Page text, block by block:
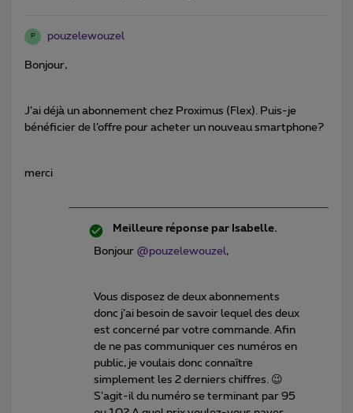
P pouzelewouzel
Bonjour,
J’ai déjà un abonnement chez Proximus (Flex). Puis-je
bénéficier de l’offre pour acheter un nouveau smartphone?
merci
Meilleure réponse par Isabelle.
Bonjour @pouzelewouzel,
Vous disposez de deux abonnements
donc j’ai besoin de savoir lequel des deux
est concerné par votre commande. Afin
de ne pas communiquer ces numéros en
public, je voulais donc connaître
simplement les 2 derniers chiffres. 😉
S’agit-il du numéro se terminant par 95